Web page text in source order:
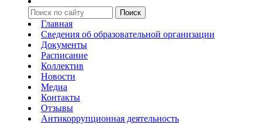
Главная
Сведения об образовательной организации
Документы
Расписание
Коллектив
Новости
Медиа
Контакты
Отзывы
Антикоррупционная деятельность